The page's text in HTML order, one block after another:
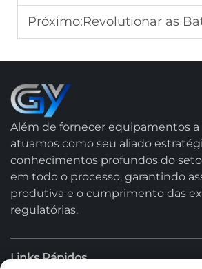
Próximo:Revolutionar as Baterias de Veículos Elétricos de Estado Sólido:
Além de fornecer equipamentos a
atuamos como seu aliado
conhecimentos profundos do
em todo o processo, garantindo
produtiva e o cumprimento das
regulatórias.
Links Rápidos